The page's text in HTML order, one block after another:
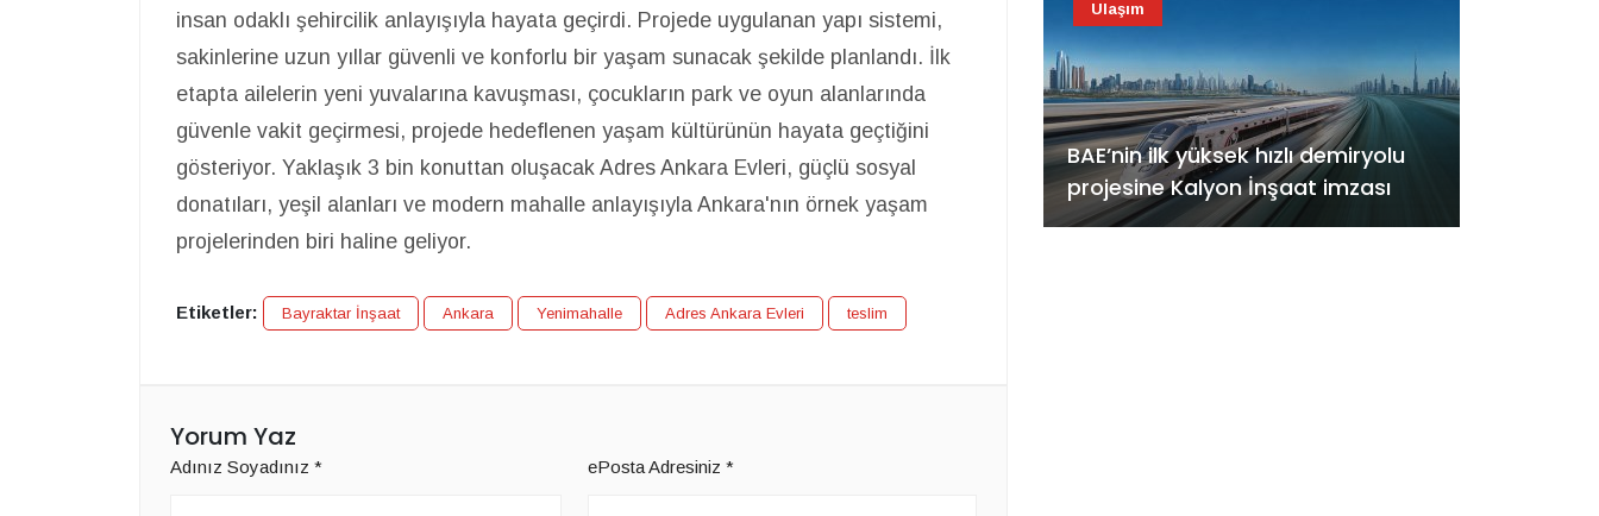
insan odaklı şehircilik anlayışıyla hayata geçirdi. Projede uygulanan yapı sistemi,
sakinlerine uzun yıllar güvenli ve konforlu bir yaşam sunacak şekilde planlandı. İlk
etapta ailelerin yeni yuvalarına kavuşması, çocukların park ve oyun alanlarında
güvenle vakit geçirmesi, projede hedeflenen yaşam kültürünün hayata geçtiğini
gösteriyor. Yaklaşık 3 bin konuttan oluşacak Adres Ankara Evleri, güçlü sosyal
donatıları, yeşil alanları ve modern mahalle anlayışıyla Ankara'nın örnek yaşam
projelerinden biri haline geliyor.
Etiketler: Bayraktar İnşaat Ankara Yenimahalle Adres Ankara Evleri teslim
Yorum Yaz
Adınız Soyadınız * ePosta Adresiniz *
BAE’nin ilk yüksek hızlı demiryolu
projesine Kalyon İnşaat imzası
Ulaşım